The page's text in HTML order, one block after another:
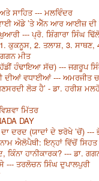
ਸਾਹਿਤ --- ਮਲਵਿੰਦਰ
ਅੱਡੇ ’ਤੇ ਐੱਨ ਆਰ ਆਈਜ਼ ਦੀ
--- ਪ੍ਰੋ. ਸ਼ਿੰਗਾਰਾ ਸਿੰਘ
ਕੁਕਨੂਸ, 2. ਤਲਾਸ਼, 3. ਸਾਥਣ,
ਮੀਤ
ਹੰਢਾਇਆ ਸੱਚ) --- ਜਗਰੂਪ
ਦੀਆਂ ਵਧਾਈਆਂ --- ਅਮਰਜੀਤ
ਲੋੜ ਹੈ’ - ਡਾ. ਹਰੀਸ਼
ਮਿੱਤਰ
DAY
ਦਰਦ (ਯਾਦਾਂ ਦੇ ਝਰੋਖੇ ’ਚੋਂ) ---
ਐਲੋਪੈਥੀ: ਇਨ੍ਹਾਂ ਵਿੱਚੋਂ
ਕਿੰਨਾ ਹਾਨੀਕਾਰਕ? --- ਡਾ.
--- ਤਰਲੋਚਨ ਸਿੰਘ ਦੁਪਾਲਪੁਰੀ